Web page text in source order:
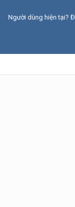
Người dùng hiện tại?